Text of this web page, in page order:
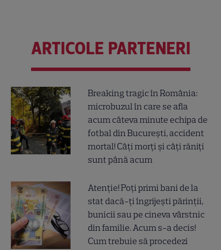
ARTICOLE PARTENERI
Breaking tragic în România:
microbuzul în care se afla
acum câteva minute echipa de
fotbal din București, accident
mortal! Câți morți și câți răniți
sunt până acum
Atenție! Poți primi bani de la
stat dacă-ți îngrijești părinții,
bunicii sau pe cineva vârstnic
din familie. Acum s-a decis!
Cum trebuie să procedezi